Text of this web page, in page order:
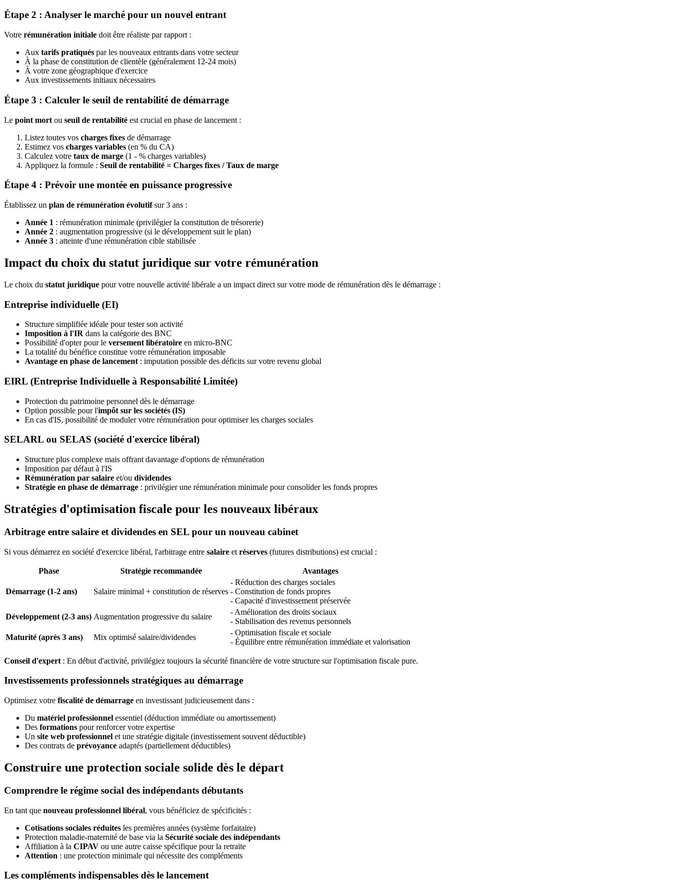
Étape 2 : Analyser le marché pour un nouvel entrant
Votre rémunération initiale doit être réaliste par rapport :
Aux tarifs pratiqués par les nouveaux entrants dans votre secteur
À la phase de constitution de clientèle (généralement 12-24 mois)
À votre zone géographique d'exercice
Aux investissements initiaux nécessaires
Étape 3 : Calculer le seuil de rentabilité de démarrage
Le point mort ou seuil de rentabilité est crucial en phase de lancement :
Listez toutes vos charges fixes de démarrage
Estimez vos charges variables (en % du CA)
Calculez votre taux de marge (1 - % charges variables)
Appliquez la formule : Seuil de rentabilité = Charges fixes / Taux de marge
Étape 4 : Prévoir une montée en puissance progressive
Établissez un plan de rémunération évolutifsur 3 ans :
Année 1 : rémunération minimale (privilégier la constitution de trésorerie)
Année 2 : augmentation progressive (si le développement suit le plan)
Année 3 : atteinte d'une rémunération cible stabilisée
Impact du choix du statut juridique sur votre rémunération
Le choix du statut juridique pour votre nouvelle activité libérale a un impact direct sur votre mode de rémunération dès le démarrage :
Entreprise individuelle (EI)
Structure simplifiée idéale pour tester son activité
Imposition à l'IR dans la catégorie des BNC
Possibilité d'opter pour le versement libératoire en micro-BNC
La totalité du bénéfice constitue votre rémunération imposable
Avantage en phase de lancement : imputation possible des déficits sur votre revenu global
EIRL (Entreprise Individuelle à Responsabilité Limitée)
Protection du patrimoine personnel dès le démarrage
Option possible pour l'impôt sur les sociétés (IS)
En cas d'IS, possibilité de moduler votre rémunération pour optimiser les charges sociales
SELARL ou SELAS (société d'exercice libéral)
Structure plus complexe mais offrant davantage d'options de rémunération
Imposition par défaut à l'IS
Rémunération par salaire et/ou dividendes
Stratégie en phase de démarrage : privilégier une rémunération minimale pour consolider les fonds propres
Stratégies d'optimisation fiscale pour les nouveaux libéraux
Arbitrage entre salaire et dividendes en SEL pour un nouveau cabinet
Si vous démarrez en société d'exercice libéral, l'arbitrage entre salaire et réserves (futures distributions) est crucial :
Phase Stratégie recommandée Avantages
Démarrage (1-2 ans) Salaire minimal + constitution de réserves
- Réduction des charges sociales
- Constitution de fonds propres
- Capacité d'investissement préservée
Développement (2-3 ans) Augmentation progressive du salaire
- Amélioration des droits sociaux
- Stabilisation des revenus personnels
Maturité (après 3 ans)
Mix optimisé salaire/dividendes
- Optimisation fiscale et sociale
- Équilibre entre rémunération immédiate et valorisation
Conseil d'expert : En début d'activité, privilégiez toujours la sécurité financière de votre structure sur l'optimisation fiscale pure.
Investissements professionnels stratégiques au démarrage
Optimisez votre fiscalité de démarrage en investissant judicieusement dans :
Du matériel professionnel essentiel (déduction immédiate ou amortissement)
Des formations pour renforcer votre expertise
Un site web professionnel et une stratégie digitale (investissement souvent déductible)
Des contrats de prévoyance adaptés (partiellement déductibles)
Construire une protection sociale solide dès le départ
Comprendre le régime social des indépendants débutants
En tant que nouveau professionnel libéral, vous bénéficiez de spécificités :
Cotisations sociales réduites les premières années (système forfaitaire)
Protection maladie-maternité de base via la Sécurité sociale des indépendants
Affiliation à la CIPAV ou une autre caisse spécifique pour la retraite
Attention : une protection minimale qui nécessite des compléments
Les compléments indispensables dès le lancement